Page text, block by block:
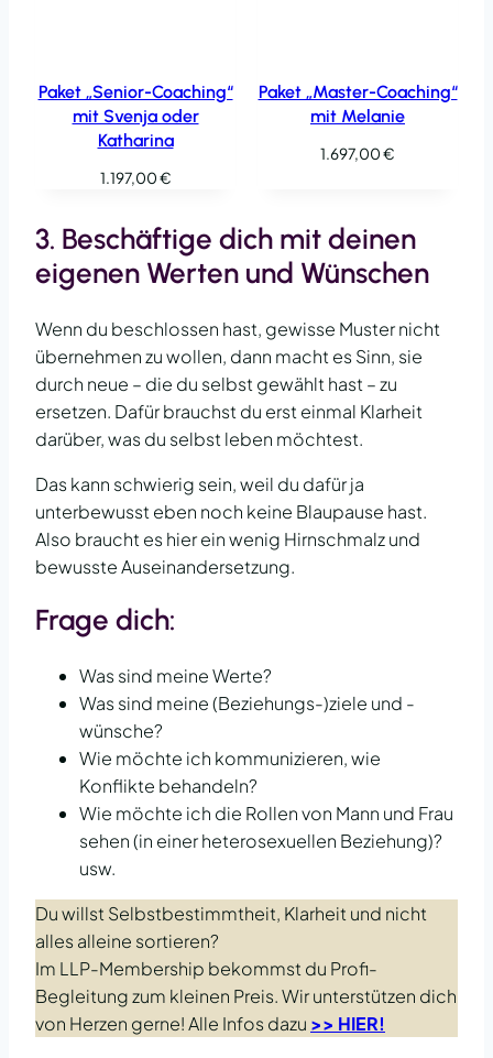
Paket „Senior-Coaching“
mit Svenja oder
Katharina
1.197,00€
Paket „Master-Coaching“
mit Melanie
1.697,00€
3. Beschäftige dich mit deinen
eigenen Werten und Wünschen
Wenn du beschlossen hast, gewisse Muster nicht
übernehmen zu wollen, dann macht es Sinn, sie
durch neue – die du selbst gewählt hast – zu
ersetzen. Dafür brauchst du erst einmal Klarheit
darüber, was du selbst leben möchtest.
Das kann schwierig sein, weil du dafür ja
unterbewusst eben noch keine Blaupause hast.
Also braucht es hier ein wenig Hirnschmalz und
bewusste Auseinandersetzung.
Frage dich:
Was sind meine Werte?
Was sind meine (Beziehungs-)ziele und -
wünsche?
Wie möchte ich kommunizieren, wie
Konflikte behandeln?
Wie möchte ich die Rollen von Mann und Frau
sehen (in einer heterosexuellen Beziehung)?
usw.
Du willst Selbstbestimmtheit, Klarheit und nicht
alles alleine sortieren?
Im LLP-Membership bekommst du Profi-
Begleitung zum kleinen Preis. Wir unterstützen dich
von Herzen gerne! Alle Infos dazu >> HIER!